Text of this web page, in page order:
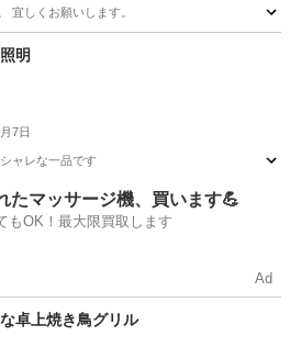
宜しくお願いします。
インテリア
明
7日
ャレな一品です
たマッサージ機、買います💪
もOK！最大限買取します
Ad
卓上焼き鳥グリル